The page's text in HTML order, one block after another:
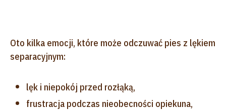
Oto kilka emocji, które może odczuwać pies z lękiem
separacyjnym:
lęk i niepokój przed rozłąką,
frustracja podczas nieobecności opiekuna,